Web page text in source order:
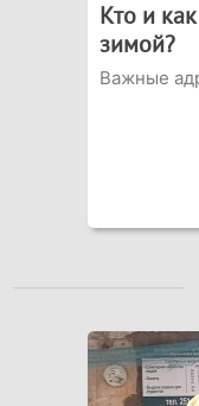
Кто и
зимой?
Важные